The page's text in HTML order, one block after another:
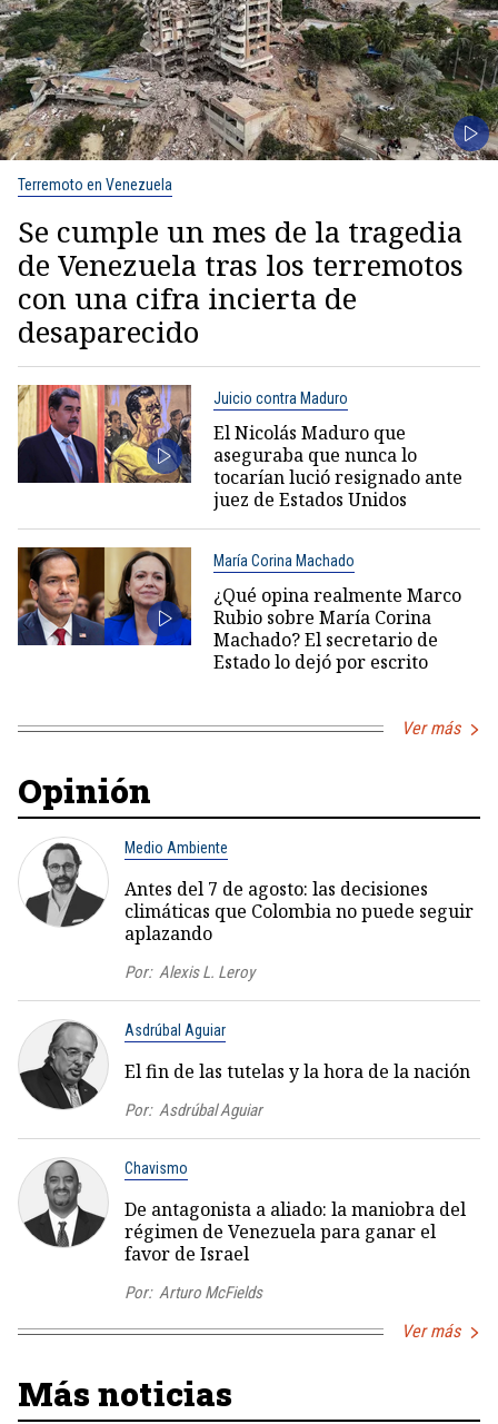
Terremoto en Venezuela
Se cumple un mes de la tragedia
de Venezuela tras los terremotos
con una cifra incierta de
desaparecido
Juicio contra Maduro
El Nicolás Maduro que
aseguraba que nunca lo
tocarían lució resignado ante
juez de Estados Unidos
María Corina Machado
¿Qué opina realmente Marco
Rubio sobre María Corina
Machado? El secretario de
Estado lo dejó por escrito
Ver más
Opinión
Medio Ambiente
Antes del 7 de agosto: las decisiones
climáticas que Colombia no puede seguir
aplazando
Por: Alexis L. Leroy
Asdrúbal Aguiar
El fin de las tutelas y la hora de la nación
Por: Asdrúbal Aguiar
Chavismo
De antagonista a aliado: la maniobra del
régimen de Venezuela para ganar el
favor de Israel
Por: Arturo McFields
Ver más
Más noticias